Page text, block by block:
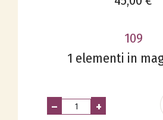
109
1 elementi in
– +